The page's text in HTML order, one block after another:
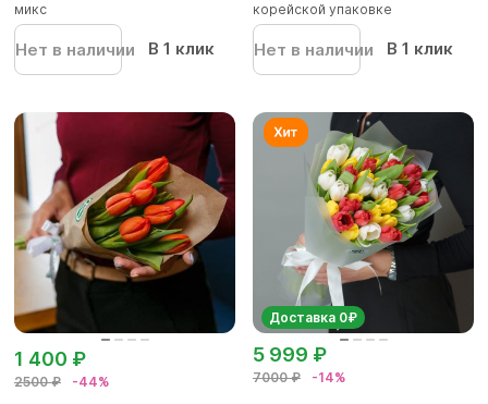
микс
Нет в наличии В 1 клик
корейской упаковке
Нет в наличии В 1 клик
2500 ₽ -44%
1 400 ₽
Доставка 0₽
7000 ₽ -14%
5 999 ₽